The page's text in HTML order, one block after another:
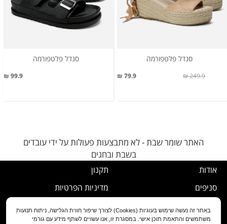
סנדל פלטפורמה
79.9 ₪ 249.9 ₪
סנדל פלטפורמה
99.9 ₪
האתר שומר שבת - לא מתבצעות פעולות על ידי עובדים
בשבת ובחגים
אודות
סניפים
תקנון
מדיניות הפרטיות
נוהל ביטול עסקה
באתר זה נעשה שימוש בעוגיות (Cookies) לצורך שיפור חווית הגלישה, ניתוח תנועות
משתמשים והתאמת תוכן אישי. במסגרת זו, אנו עשויים לשתף מידע עם גורמי